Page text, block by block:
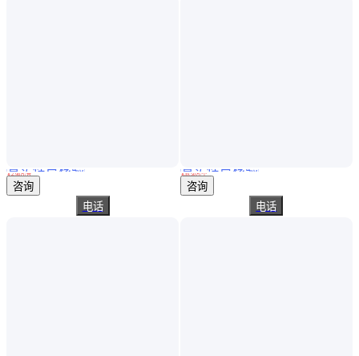
化验室煤质检测仪器设备 用于煤炭着火的温度的测定 微机燃点测定仪
真实性已核验
￥2.98万/台
河南鹤壁
咨询
电话
多模态生理研究 具备多通道扩展功能 可提取行为与空间位置数据
真实性已核验
￥39.50万/个
北京
咨询
电话